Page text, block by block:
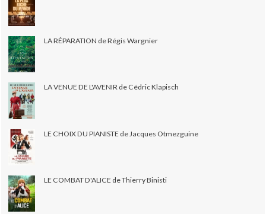
LA RÉPARATION de Régis Wargnier
LA VENUE DE L'AVENIR de Cédric Klapisch
LE CHOIX DU PIANISTE de Jacques Otmezguine
LE COMBAT D'ALICE de Thierry Binisti